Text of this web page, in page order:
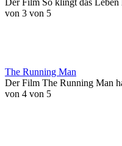
von 3 von 5
The Running Man
Der Film The Running Man
von 4 von 5